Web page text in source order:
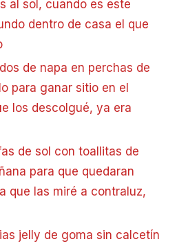
al sol, cuando es este
dentro de casa el que
de napa en perchas de
para ganar sitio en el
los descolgué, ya era
de sol con toallitas de
para que quedaran
que las miré a contraluz,
jelly de goma sin calcetín